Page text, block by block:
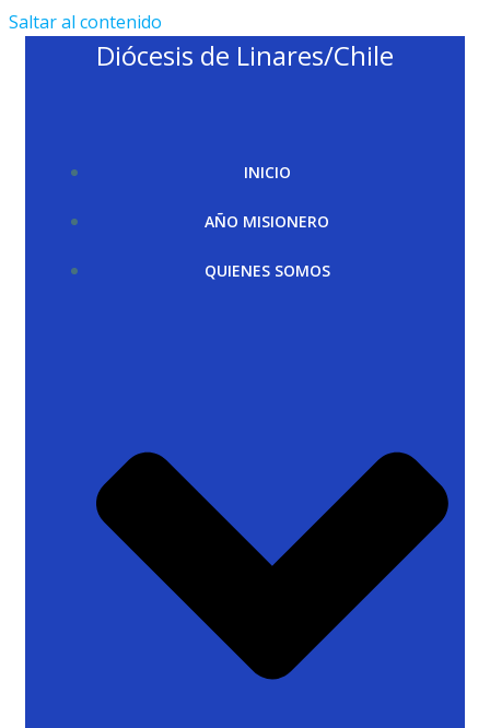
Saltar al contenido
Diócesis de Linares/Chile
INICIO
AÑO MISIONERO
QUIENES SOMOS